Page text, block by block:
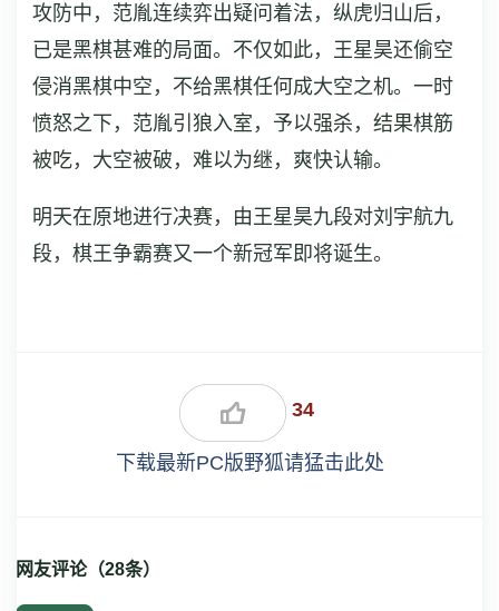
攻防中，范胤连续弈出疑问着法，纵虎归山后，
已是黑棋甚难的局面。不仅如此，王星昊还偷空
侵消黑棋中空，不给黑棋任何成大空之机。一时
愤怒之下，范胤引狼入室，予以强杀，结果棋筋
被吃，大空被破，难以为继，爽快认输。
明天在原地进行决赛，由王星昊九段对刘宇航九
段，棋王争霸赛又一个新冠军即将诞生。
34
下载最新PC版野狐请猛击此处
网友评论（28条）